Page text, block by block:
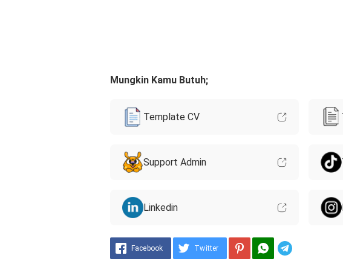
Mungkin Kamu Butuh;
Template CV
Support Admin
Linkedin
Facebook Twitter